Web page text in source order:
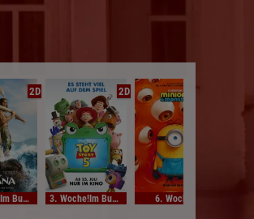
2D
5. Woche!Im Bundesstart
2D
3. Woche!Im Bundesstart 6. Woche!